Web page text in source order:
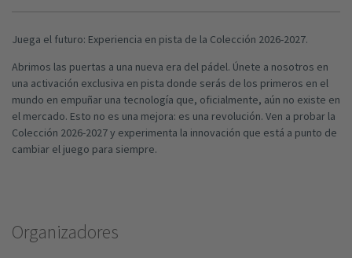
Juega el futuro: Experiencia en pista de la Colección 2026-2027.
Abrimos las puertas a una nueva era del pádel. Únete a nosotros en
una activación exclusiva en pista donde serás de los primeros en el
mundo en empuñar una tecnología que, oficialmente, aún no existe en
el mercado. Esto no es una mejora: es una revolución. Ven a probar la
Colección 2026-2027 y experimenta la innovación que está a punto de
cambiar el juego para siempre.
Organizadores